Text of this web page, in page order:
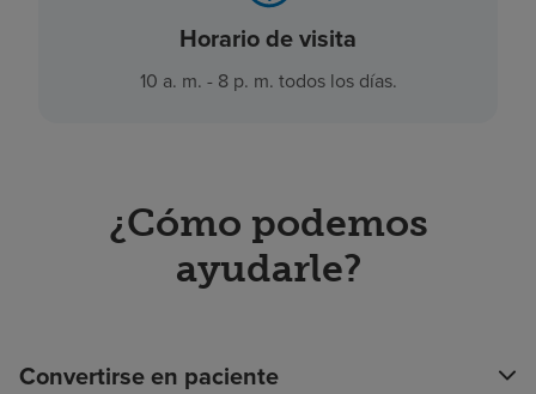
Horario de visita
10 a. m. - 8 p. m. todos los días.
¿Cómo podemos
ayudarle?
Convertirse en paciente